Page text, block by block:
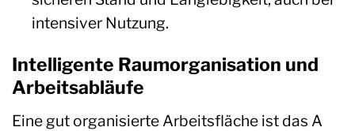
intensiver Nutzung.
Intelligente Raumorganisation und
Arbeitsabläufe
Eine gut organisierte Arbeitsfläche ist das A